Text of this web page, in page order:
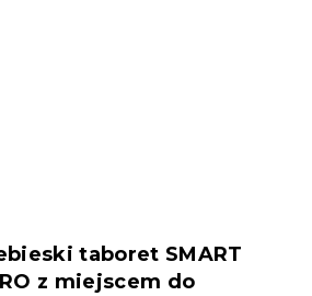
taboret SMART
z miejscem do